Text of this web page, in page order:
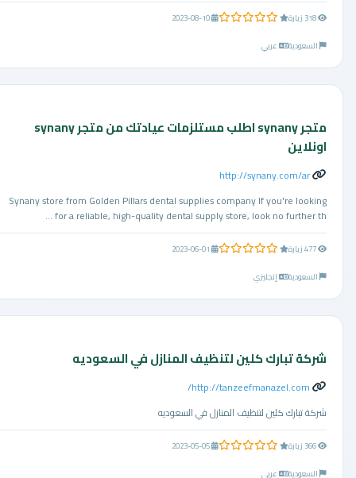
0.0 من 5 نجوم
2023-08-10
السعودية
عربي
متجر synany اطلب مستلزمات عيادتك من متجر synany
اونلاين
http://synany.com/ar
Synany store from Golden Pillars dental supplies company If you're looking
for a reliable, high-quality dental supply store, look no further th ...
0.0 من 5 نجوم
2023-06-01
السعودية
إنجليزي
شركة تبارك كلين لتنظيف المنازل في السعوديه
http://tanzeefmanazel.com/
شركة تبارك كلين لتنظيف المنازل في السعوديه
0.0 من 5 نجوم
2023-05-05
السعودية
عربي